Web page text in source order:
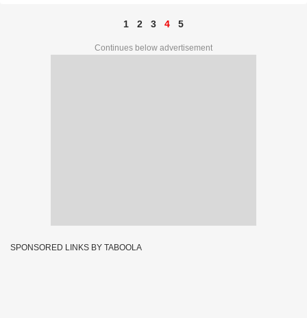
1 2 3 4 5
Continues below advertisement
SPONSORED LINKS BY TABOOLA